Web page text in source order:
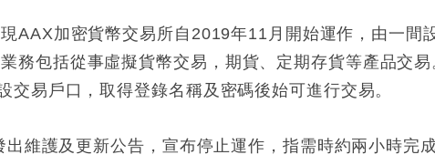
AAX加密貨幣交易所自2019年11月開始運作，由一間
務包括從事虛擬貨幣交易，期貨、定期存貨等產品交
交易戶口，取得登錄名稱及密碼後始可進行交易。
維護及更新公告，宣布停止運作，指需時約兩小時完